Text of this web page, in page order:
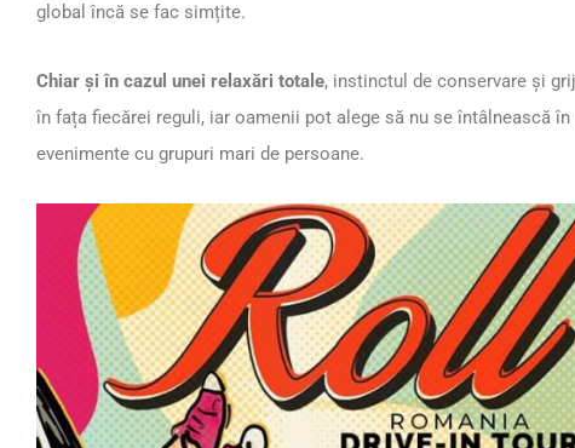
global încă se fac simțite.
Chiar și în cazul unei relaxări totale, instinctul de conservare și
în fața fiecărei reguli, iar oamenii pot alege să nu se întâlnească
evenimente cu grupuri mari de persoane.